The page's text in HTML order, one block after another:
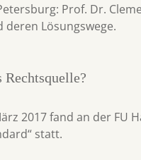
Prof. Dr.
deren Lösungswege.
2017 fand an der FU
statt.